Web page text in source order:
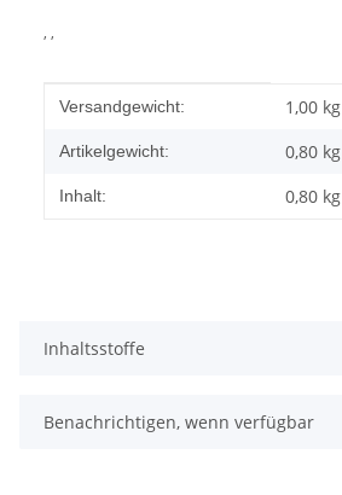
, ,
Produkteigenschaft
Wert
Versandgewicht: 1,00 kg
Artikelgewicht: 0,80 kg
Inhalt: 0,80 kg
Inhaltsstoffe
Benachrichtigen, wenn verfügbar